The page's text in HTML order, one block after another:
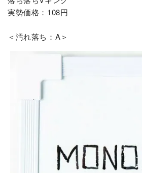
実勢価格：108円
＜汚れ落ち：A＞